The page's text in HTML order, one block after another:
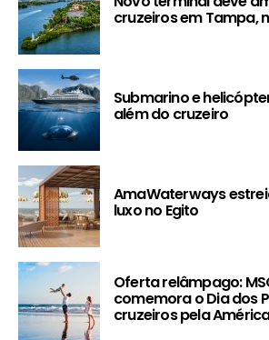
cruzeiros em Tampa,
Submarino e
além do cruzeiro
AmaWaterways
luxo no Egito
Oferta relâmpago:
comemora o Dia dos
cruzeiros pela